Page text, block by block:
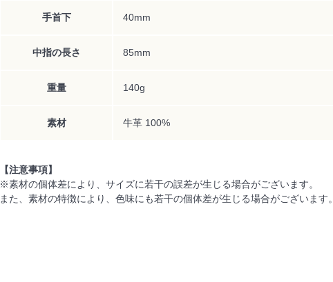
手首下 40mm
中指の長さ 85mm
重量 140g
素材 牛革 100%
【注意事項】
※素材の個体差により、サイズに若干の誤差が生じる場合がございます。
また、素材の特徴により、色味にも若干の個体差が生じる場合がございます。